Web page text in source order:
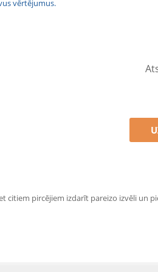
vērtējumus.
citiem pircējiem izdarīt pareizo izvēli un